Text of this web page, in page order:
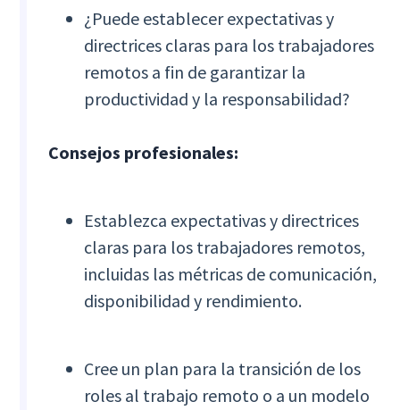
¿Puede establecer expectativas y
directrices claras para los trabajadores
remotos a fin de garantizar la
productividad y la responsabilidad?
Consejos profesionales:
Establezca expectativas y directrices
claras para los trabajadores remotos,
incluidas las métricas de comunicación,
disponibilidad y rendimiento.
Cree un plan para la transición de los
roles al trabajo remoto o a un modelo